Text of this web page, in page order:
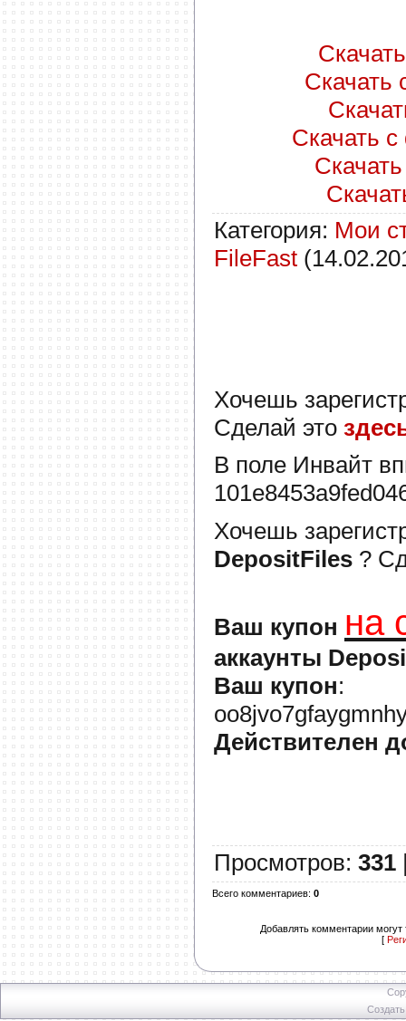
Скачать
Скачать
Категория: Мои
FileFast
Хочешь
Сделай это
В поле Инвайт
Хочешь
DepositFiles ?
Ваш купон на
аккаунты
Ваш купон:
Действителен
Просмотров: 331
Всего комментариев: 0
Добавлять комментарии могут
[